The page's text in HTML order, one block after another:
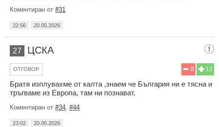
Коментиран от #31
22:56 20.05.2026
27 ЦСКА
12
8
ОТГОВОР
Братя изплувахме от калта ,знаем че България ни е тясна и
тръгваме из Европа, там ни познават.
Коментиран от #34, #44
23:02 20.05.2026